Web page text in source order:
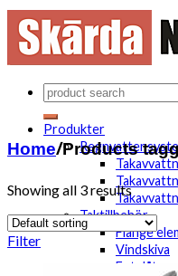
Produkter
Taktillbehör
Flange
Vindskiva
Fotplåt
Home/Products
Showing all 3 results
Filter